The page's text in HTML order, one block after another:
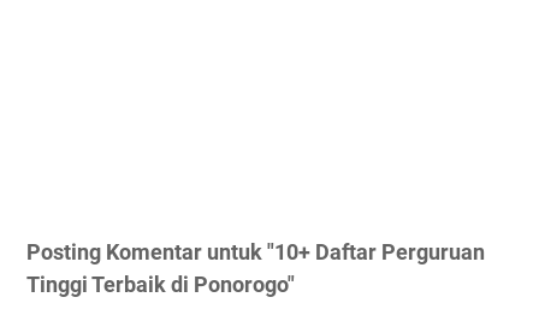
Posting Komentar untuk "10+ Daftar Perguruan
Tinggi Terbaik di Ponorogo"